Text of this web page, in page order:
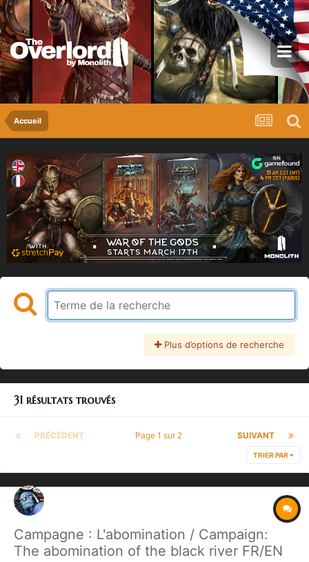
Accueil
Plus d’options de recherche
31 résultats trouvés
PRÉCÉDENT SUIVANT
Page 1 sur 2
TRIER PAR
Campagne : L'abomination / Campaign:
The abomination of the black river FR/EN